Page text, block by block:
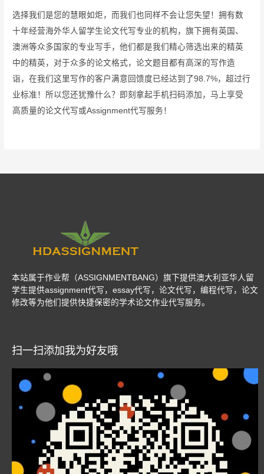
选择我们是您的慧眼如炬，而我们也同样不会让您失望！拥有数
十年经营海外华人留学生论文代写专业的机构，旗下拥有英国、
澳洲等众多国家的专业写手，他们都是我们精心筛选出来的精英
中的精英，对于众多的论文格式，论文题目都有高深的写作造
诣，在我们这里写作的客户满意回馈度已经达到了98.7%，超过行
业标准！所以您还犹豫什么？即刻拿起手机扫码添加，马上享受
高质量的论文代写或Assignment代写服务！
本站属于作业帮（ASSIGNMENTBANG）旗下提供澳大利亚华人留
学生提供assignment代写，essay代写，论文代写，编程代写，论文
修改等为他们提供快捷保密的学术论文作业代写服务。
扫一扫添加我为好友哦